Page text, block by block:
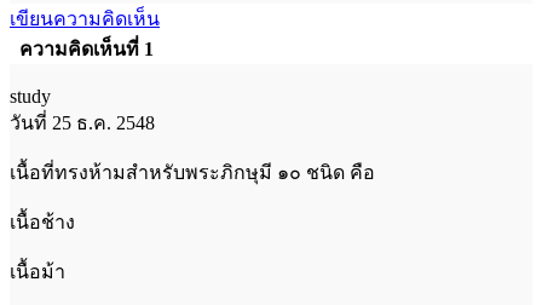
เขียนความคิดเห็น
ความคิดเห็นที่ 1
study
วันที่ 25 ธ.ค. 2548
เนื้อที่ทรงห้ามสำหรับพระภิกษุมี ๑๐ ชนิด คือ
เนื้อช้าง
เนื้อม้า